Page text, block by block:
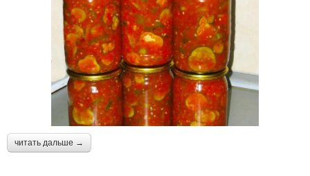
читать дальше →